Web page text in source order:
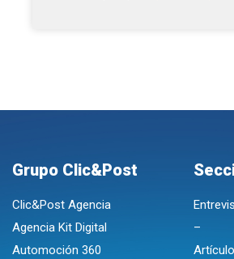
Grupo Clic&Post
Clic&Post Agencia
Agencia Kit Digital
Automoción 360
–